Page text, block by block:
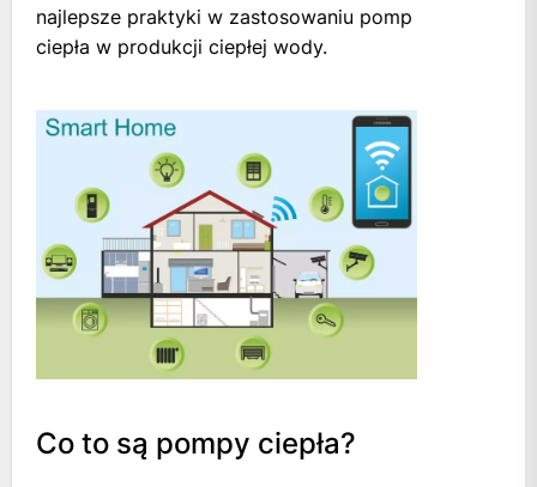
najlepsze praktyki w zastosowaniu pomp
ciepła w produkcji ciepłej wody.
Co to są pompy ciepła?